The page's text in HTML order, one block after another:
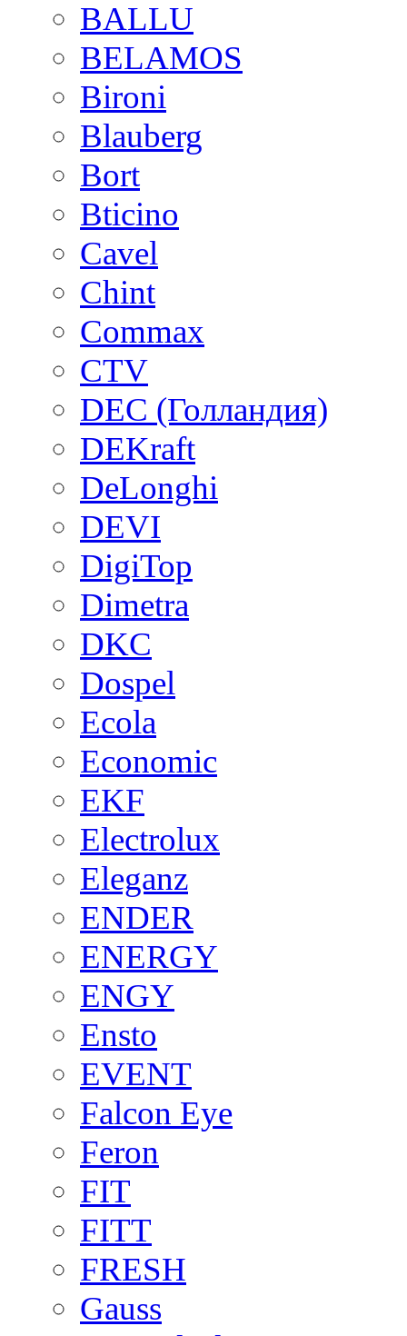
BALLU
BELAMOS
Bironi
Blauberg
Bort
Bticino
Cavel
Chint
Commax
CTV
DEC (Голландия)
DEKraft
DeLonghi
DEVI
DigiTop
Dimetra
DKC
Dospel
Ecola
Economic
EKF
Electrolux
Eleganz
ENDER
ENERGY
ENGY
Ensto
EVENT
Falcon Eye
Feron
FIT
FITT
FRESH
Gauss